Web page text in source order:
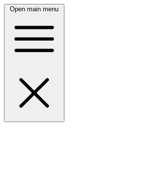
Open main menu